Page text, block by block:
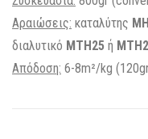
Αραιώσεις: καταλύτης
διαλυτικό ΜΤΗ25 ή
Απόδοση: 6-8m²/kg